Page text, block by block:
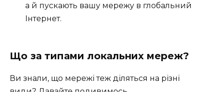
а й пускають вашу мережу в глобальний
Інтернет.
Що за типами локальних мереж?
Ви знали, що мережі теж діляться на різні